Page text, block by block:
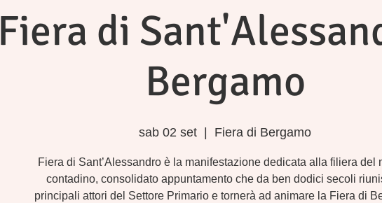
Fiera di
Bergamo
sab 02 set Fiera di Bergamo
Fiera di Sant’Alessandro è la manifestazione dedicata alla filiera del
contadino, consolidato appuntamento che da ben dodici secoli
principali attori del Settore Primario e tornerà ad animare la Fiera di